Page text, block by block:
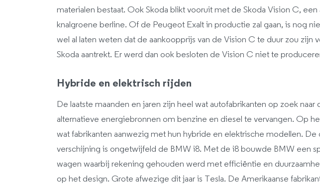
materialen bestaat. Ook Skoda blikt vooruit met de Skoda Vision C,
knalgroene berline. Of de Peugeot Exalt in productie zal gaan, is nog
wel al laten weten dat de aankoopprijs van de Vision C te duur zou zijn
Skoda aantrekt. Er werd dan ook besloten de Vision C niet te
Hybride en elektrisch rijden
De laatste maanden en jaren zijn heel wat autofabrikanten op zoek
alternatieve energiebronnen om benzine en diesel te vervangen. Op
wat fabrikanten aanwezig met hun hybride en elektrische modellen. De
verschijning is ongetwijfeld de BMW i8. Met de i8 bouwde BMW een
wagen waarbij rekening gehouden werd met efficiëntie en
op het design. Grote afwezige dit jaar is Tesla. De Amerikaanse